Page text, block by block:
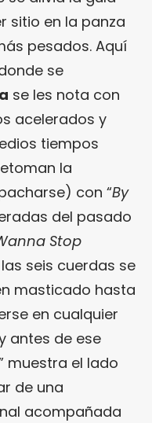
sitio en la panza
pesados. Aquí
se
se les nota con
acelerados y
tiempos
la
con “By
del pasado
Stop
seis cuerdas se
masticado hasta
en cualquier
antes de ese
muestra el lado
de una
acompañada